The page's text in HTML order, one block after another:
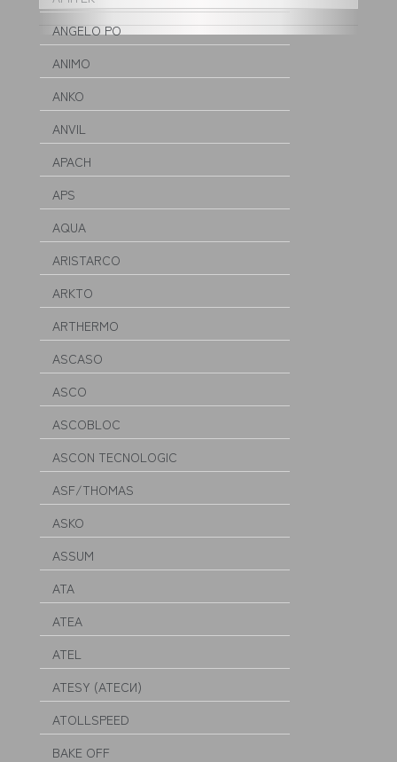
ANGELO PO
ANIMO
ANKO
ANVIL
APACH
APS
AQUA
ARISTARCO
ARKTO
ARTHERMO
ASCASO
ASCO
ASCOBLOC
ASCON TECNOLOGIC
ASF/THOMAS
ASKO
ASSUM
ATA
ATEA
ATEL
ATESY (АТЕСИ)
ATOLLSPEED
BAKE OFF